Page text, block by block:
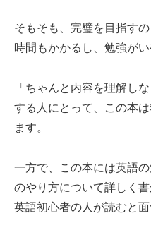
そもそも、完璧を目指す
時間もかかるし、勉強がい
「ちゃんと内容を理解し
する人にとって、この本
ます。
一方で、この本には英語
のやり方について詳しく
英語初心者の人が読むと面